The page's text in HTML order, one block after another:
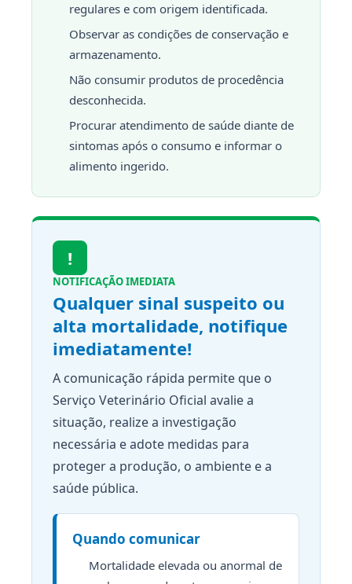
regulares e com origem identificada.
Observar as condições de conservação e
armazenamento.
Não consumir produtos de procedência
desconhecida.
Procurar atendimento de saúde diante de
sintomas após o consumo e informar o
alimento ingerido.
!
NOTIFICAÇÃO IMEDIATA
Qualquer sinal suspeito ou
alta mortalidade, notifique
imediatamente!
A comunicação rápida permite que o
Serviço Veterinário Oficial avalie a
situação, realize a investigação
necessária e adote medidas para
proteger a produção, o ambiente e a
saúde pública.
Quando comunicar
Mortalidade elevada ou anormal de